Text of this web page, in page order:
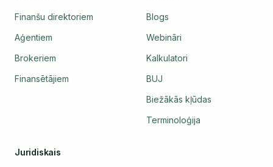
Finanšu direktoriem
Aģentiem
Brokeriem
Finansētājiem
Blogs
Webināri
Kalkulatori
BUJ
Biežākās kļūdas
Terminoloģija
Juridiskais